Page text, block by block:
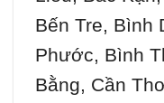
Bến Tre, Bình
Phước, Bình
Bằng, Cần